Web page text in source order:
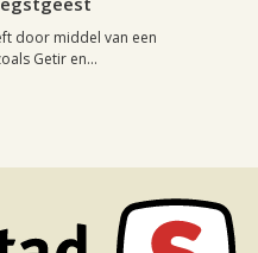
door middel van een
Getir en...